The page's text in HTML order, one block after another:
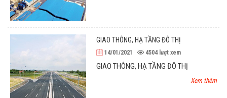
GIAO THÔNG, HẠ TẦNG ĐÔ THỊ
14/01/2021 4504 lượt xem
GIAO THÔNG, HẠ TẦNG ĐÔ THỊ
Xem thêm